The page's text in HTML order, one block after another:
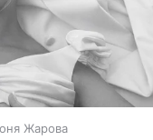
Жарова